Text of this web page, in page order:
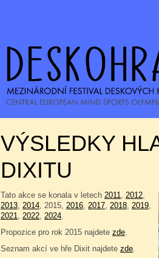
VÝSLEDKY
DIXITU
Tato akce se konala v letech 2011, 2012,
2013, 2014, 2015, 2016, 2017, 2018, 2019,
2021, 2022, 2024.
Propozice pro rok 2015 najdete zde.
Seznam akcí ve hře Dixit najdete zde.